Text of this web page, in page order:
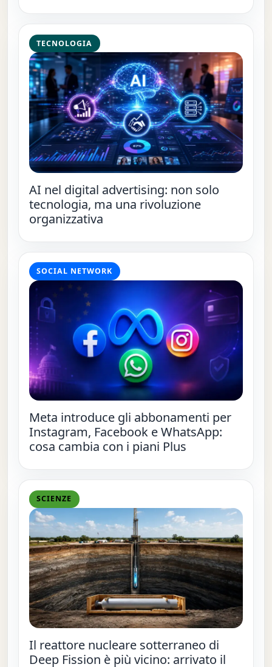
TECNOLOGIA
AI nel digital advertising: non solo
tecnologia, ma una rivoluzione
organizzativa
SOCIAL NETWORK
Meta introduce gli abbonamenti per
Instagram, Facebook e WhatsApp:
cosa cambia con i piani Plus
SCIENZE
Il reattore nucleare sotterraneo di
Deep Fission è più vicino: arrivato il